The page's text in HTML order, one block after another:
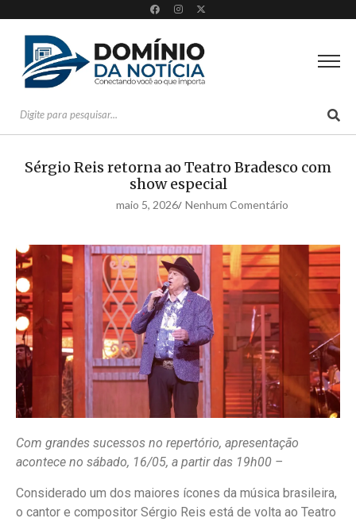
Sérgio Reis retorna ao Teatro Bradesco com
show especial
maio 5, 2026/ Nenhum Comentário
Com grandes sucessos no repertório, apresentação
acontece no sábado, 16/05, a partir das 19h00 –
Considerado um dos maiores ícones da música brasileira,
o cantor e compositor Sérgio Reis está de volta ao Teatro